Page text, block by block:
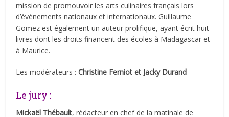
mission de promouvoir les arts culinaires français lors
d’événements nationaux et internationaux. Guillaume
Gomez est également un auteur prolifique, ayant écrit huit
livres dont les droits financent des écoles à Madagascar et
à Maurice.
Les modérateurs :Christine Ferniot et Jacky Durand
Le jury :
Mickaël Thébault, rédacteur en chef de la matinale de